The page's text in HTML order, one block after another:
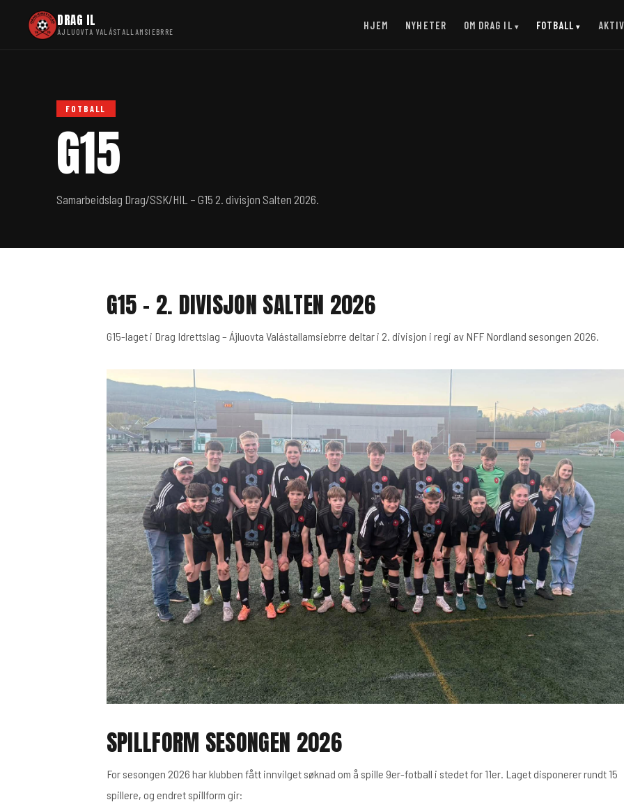
DRAG IL
ÁJLUOVTA VALÁSTALLAMSIEBRRE
HJEM NYHETER OM DRAG IL FOTBALL
FOTBALL
G15
Samarbeidslag Drag/SSK/HIL – G15 2. divisjon Salten 2026.
G15 – 2. DIVISJON SALTEN 2026
G15-laget i Drag Idrettslag – Ájluovta Valástallamsiebrre deltar i 2. divisjon i regi av NFF Nordland sesongen 2026.
SPILLFORM SESONGEN 2026
For sesongen 2026 har klubben fått innvilget søknad om å spille 9er-fotball i stedet for 11er. Laget disponerer rundt 15
spillere, og endret spillform gir: